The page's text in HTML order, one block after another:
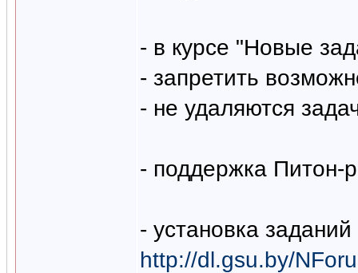
- в курсе "Новые
- запретить
- не удаляются
- поддержка Питон-
- установка
http://dl.gsu.by/